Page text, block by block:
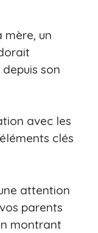
mère, un
son
avec les
clés
attention
parents
montrant